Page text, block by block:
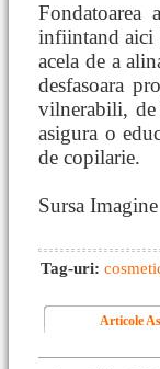
Fondatoarea
infiintand aici
acela de a
desfasoara
vilnerabili, de
asigura o
de copilarie.
Sursa
Tag-uri:
Articole